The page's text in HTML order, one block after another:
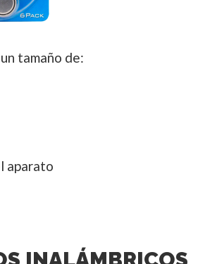
tamaño de:
aparato